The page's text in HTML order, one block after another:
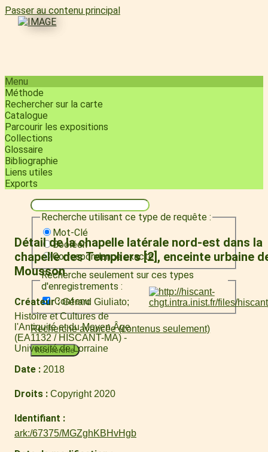
Passer au contenu principal
Menu
Méthode
Rechercher sur la carte
Catalogue
Parcourir les expositions
Collections
Glossaire
Bibliographie
Liens utiles
Exports
Recherche utilisant ce type de requête :
Mot-Clé
Booléen
Correspondance exacte
Recherche seulement sur ces types
d'enregistrements :
Contenu
Recherche avancée (contenus seulement)
Recherche
Détail de la chapelle latérale nord-est dans la
chapelle des Templiers [2], enceinte urbaine
Mousson
Créateur
Gérard Giuliato
Histoire et Cultures de
l'Antiquité et du Moyen Âge
(EA1132 / HISCANT-MA) -
Université de Lorraine
Date 2018
Droits Copyright 2020
Identifiant
ark:/67375/MGZghKBHvHgb